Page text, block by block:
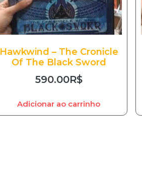
Hawkwind – The Cronicle
Of The Black Sword
590.00R$
Adicionar ao carrinho